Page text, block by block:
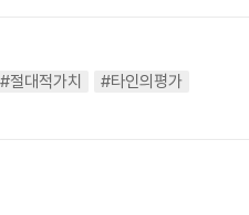
#절대적가치 #타인의평가